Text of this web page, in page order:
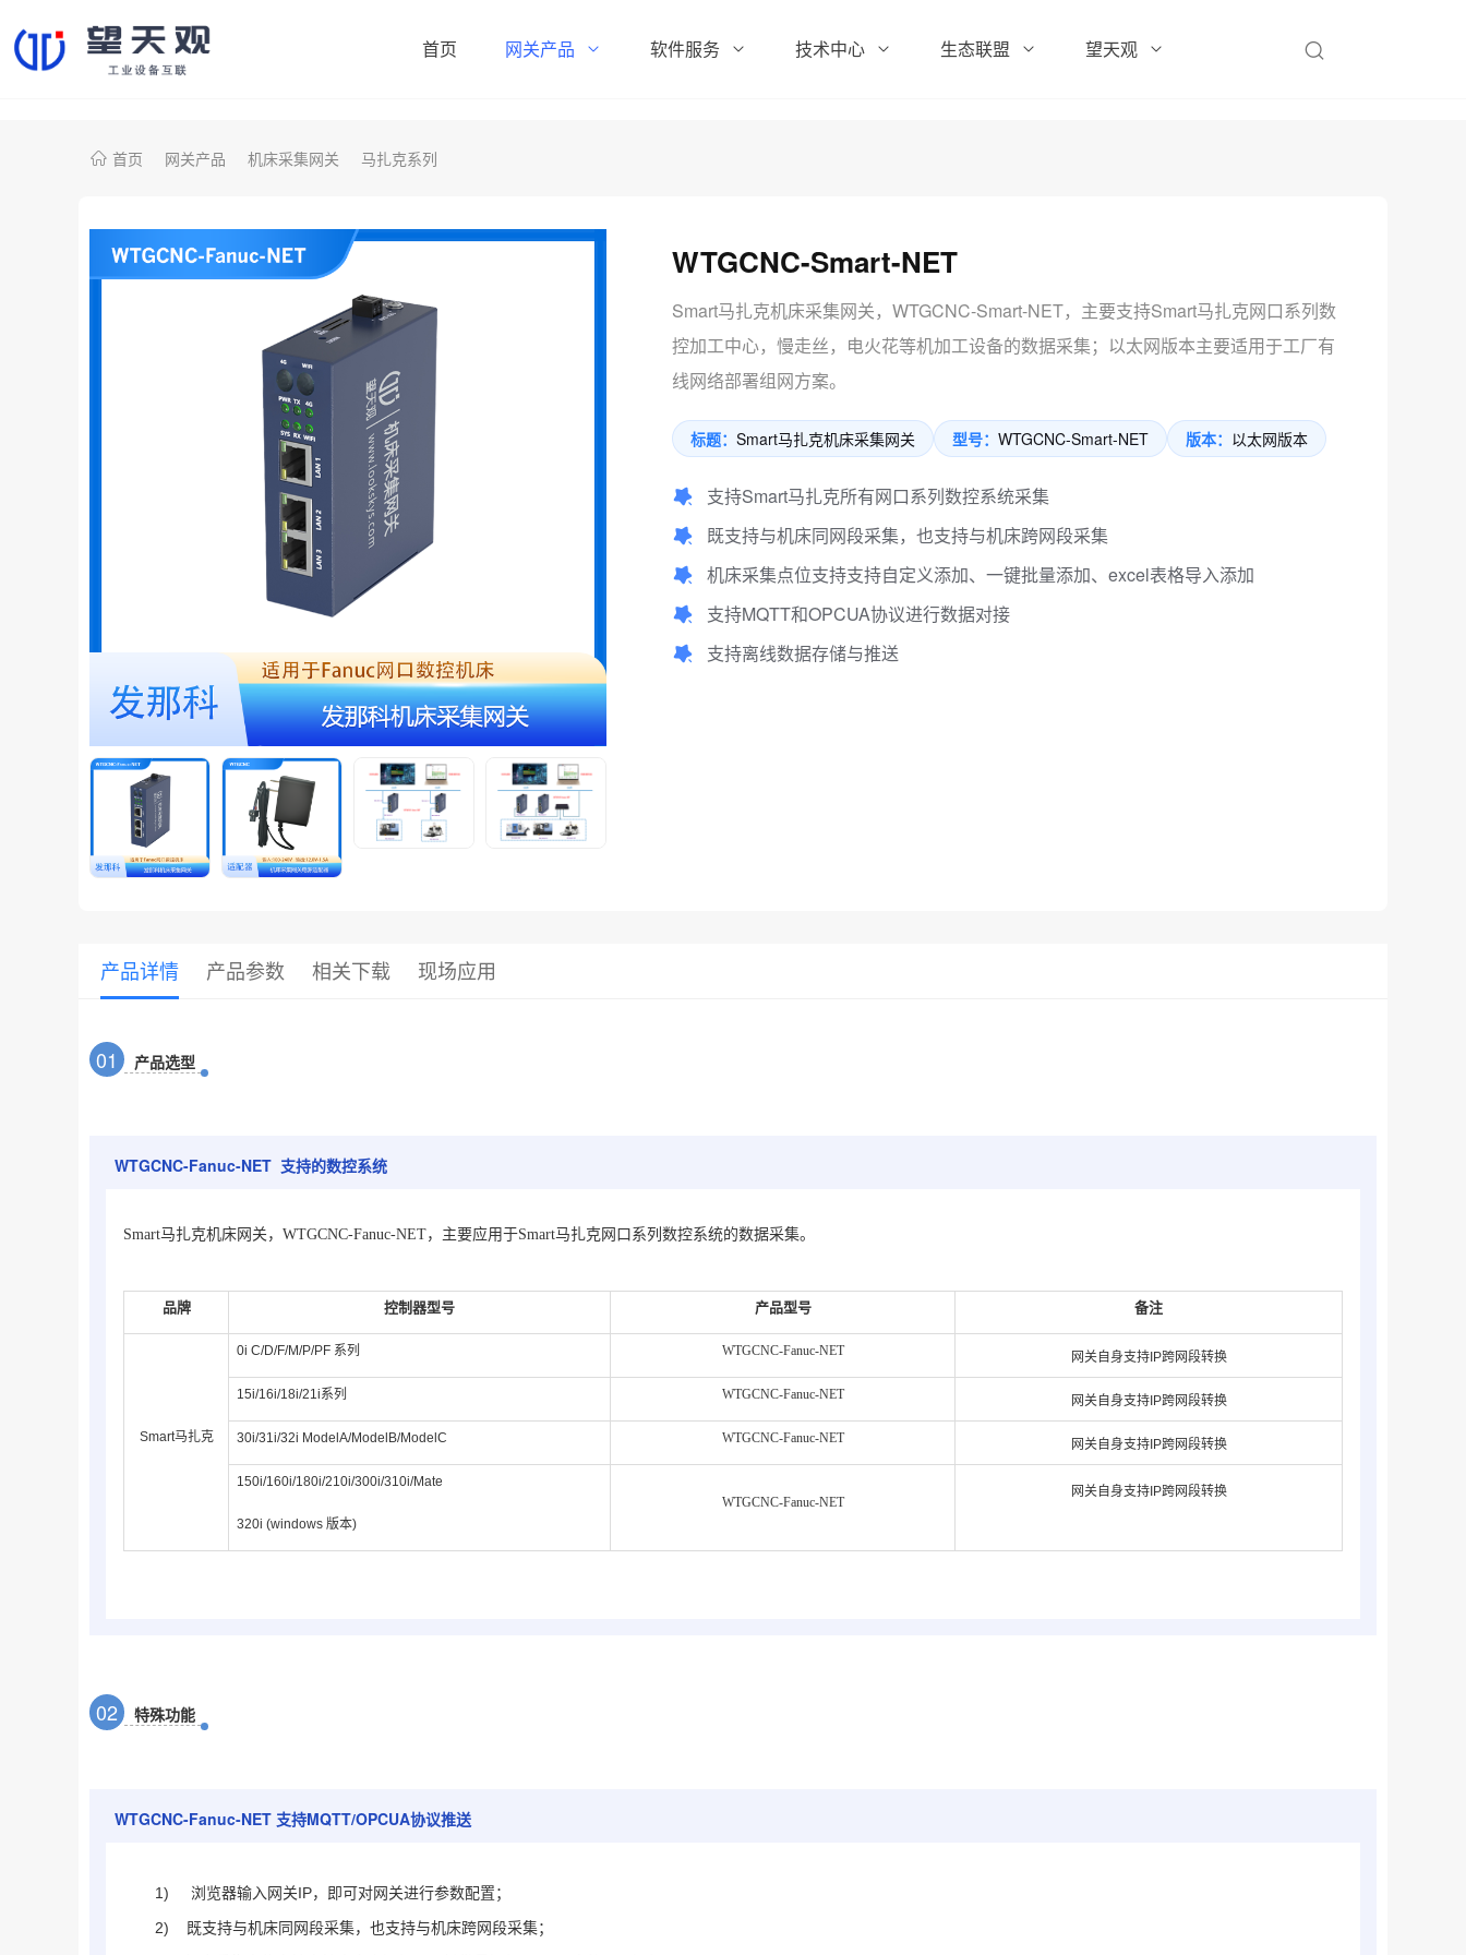
首页 网关产品
机床采集网关
软件服务 技术中心 生态联盟
鼎捷数智
望天观
首页 网关产品 机床采集网关 马扎克系列
WTGCNC-Smart-NET
Smart马扎克机床采集网关，WTGCNC-Smart-NET，主要支持Smart马扎克网口系列数
控加工中心，慢走丝，电火花等机加工设备的数据采集；以太网版本主要适用于工厂有
线网络部署组网方案。
标题：Smart马扎克机床采集网关 型号：WTGCNC-Smart-NET 版本： 以太网版本
支持Smart马扎克所有网口系列数控系统采集
既支持与机床同网段采集，也支持与机床跨网段采集
机床采集点位支持支持自定义添加、一键批量添加、excel表格导入添加
支持MQTT和OPCUA协议进行数据对接
支持离线数据存储与推送
产品详情 产品参数 相关下载 现场应用
01 产品选型
WTGCNC-Fanuc-NET 支持的数控系统
Smart马扎克机床网关，WTGCNC-Fanuc-NET，主要应用于Smart马扎克网口系列数控系统的数据采集。
品牌 控制器型号 产品型号 备注
Smart马扎克
0i C/D/F/M/P/PF 系列 WTGCNC-Fanuc-NET 网关自身支持IP跨网段转换
15i/16i/18i/21i系列 WTGCNC-Fanuc-NET 网关自身支持IP跨网段转换
30i/31i/32i ModelA/Model B/ModelC WTGCNC-Fanuc-NET 网关自身支持IP跨网段转换
150i/160i/180i/210i/300i/310i/Mate
320i (windows 版本)
WTGCNC-Fanuc-NET
网关自身支持IP跨网段转换
02 特殊功能
WTGCNC-Fanuc-NET 支持MQTT/OPCUA协议推送
1)
浏览器输入网关IP，即可对网关进行参数配置；
2) 既支持与机床同网段采集，也支持与机床跨网段采集；